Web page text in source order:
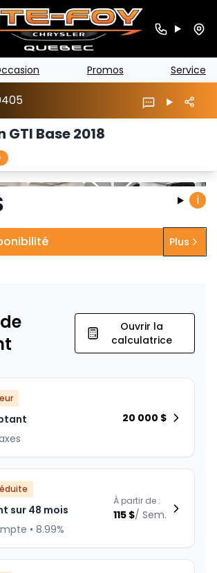
Promos Service
Base 2018
i
Plus
Ouvrir la
calculatrice
20 000 $
sur 48 mois
• 8.99%
À partir de :
115 $/ Sem.